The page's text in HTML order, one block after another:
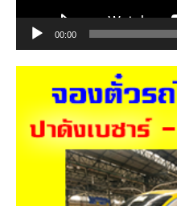
00:00